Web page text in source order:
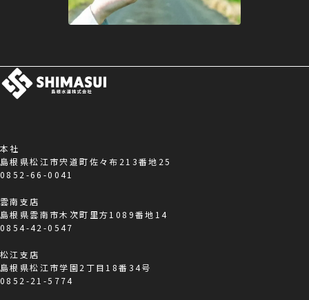
本社
島根県松江市宍道町佐々布213番地25
0852-66-0041
雲南支店
島根県雲南市木次町里方1089番地14
0854-42-0547
松江支店
島根県松江市学園2丁目18番34号
0852-21-5774